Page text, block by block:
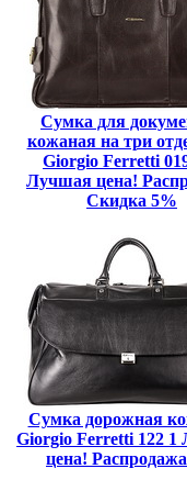
Сумка для
кожаная на три
Giorgio Ferretti
Лучшая цена!
Скидка 5%
Сумка дорожная
Giorgio Ferretti 122
цена!